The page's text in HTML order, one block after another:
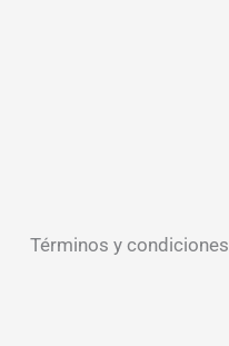
Términos y condiciones